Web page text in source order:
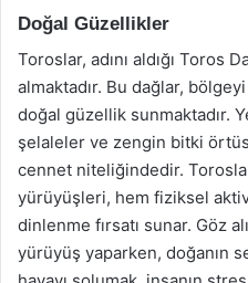
Doğal Güzellikler
Toroslar, adını aldığı Toros
almaktadır. Bu dağlar,
doğal güzellik sunmaktadır.
şelaleler ve zengin bitki
cennet niteliğindedir.
yürüyüşleri, hem fiziksel
dinlenme fırsatı sunar. Göz
yürüyüş yaparken, doğanın